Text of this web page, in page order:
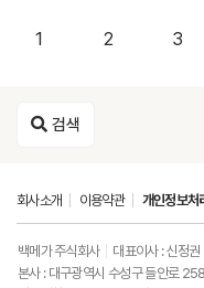
1 2 3
검색
회사소개 이용약관 개인정보처
백메가 주식회사 대표이사 : 신정권
본사 : 대구광역시 수성구 들안로